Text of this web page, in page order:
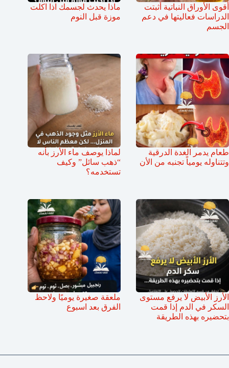
أقوى الأوراق النباتية أثبتت
الدراسات فعاليتها في دعم
الجسم
ماذا يحدث لجسمك اذا اكلت
موزة قبل النوم
طعام يدمر الغدة الدرقية
وتتناوله يومياً تجنبه من الأن
لماذا يوصف ماء الأرز بأنه
“ذهب سائل” وكيف
تستخدمه؟
الأرز الأبيض لا يرفع مستوى
السكر في الدم إذا قمت
بتحضيره بهذه الطريقة
ملعقة صغيرة يوميًا ولاحظ
الفرق بعد اسبوع